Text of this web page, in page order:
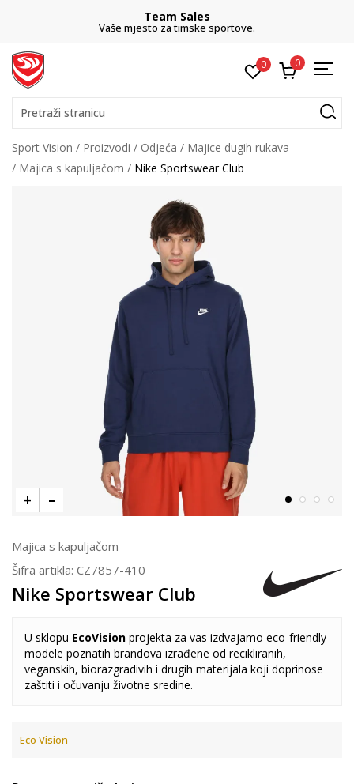
Team Sales
Vaše mjesto za timske sportove.
0 0
Pretraži stranicu
Sport Vision Proizvodi Odjeća
Majice dugih rukava
Majica s kapuljačom
Nike Sportswear Club
Majica s kapuljačom
Šifra artikla: CZ7857-410
Nike Sportswear Club
U sklopu EcoVision projekta za vas izdvajamo eco-friendly
modele poznatih brandova izrađene od recikliranih,
veganskih, biorazgradivih i drugih materijala koji doprinose
zaštiti i očuvanju životne sredine.
Eco Vision